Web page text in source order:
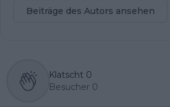
Beiträge des Autors ansehen
Klatscht 0
Besucher 0